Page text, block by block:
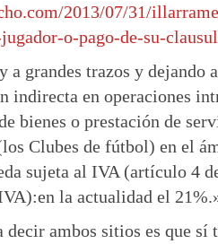
2013/07/31/
o-pago-de-su-
a grandes trazos y dejando
indirecta en operaciones
bienes o prestación de
Clubes de fútbol) en el
sujeta al IVA (artículo 4
la actualidad el
decir ambos sitios es que sí